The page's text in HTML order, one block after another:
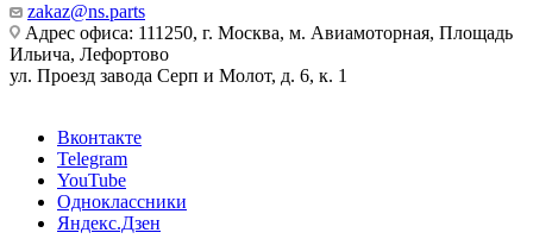
zakaz@ns.parts
Адрес офиса: 111250, г. Москва, м. Авиамоторная, Площадь
Ильича, Лефортово
ул. Проезд завода Серп и Молот, д. 6, к. 1
Вконтакте
Telegram
YouTube
Одноклассники
Яндекс.Дзен